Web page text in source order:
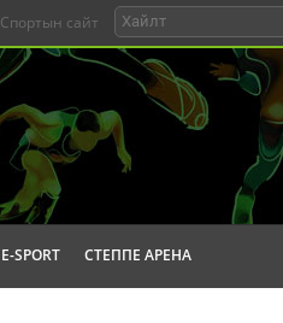
Спортын сайт
E-SPORT СТЕППЕ АРЕНА